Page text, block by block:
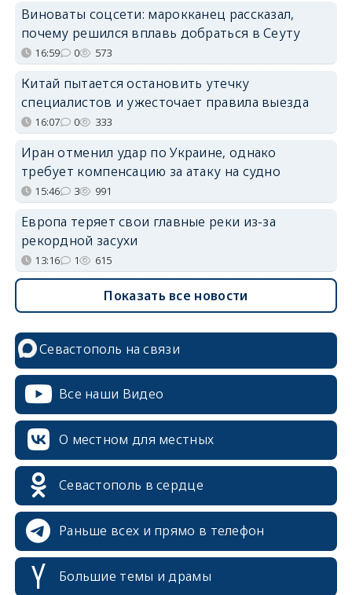
Виноваты соцсети: марокканец рассказал,
почему решился вплавь добраться в Сеуту
16:59 0 573
Китай пытается остановить утечку
специалистов и ужесточает правила выезда
16:07 0 333
Иран отменил удар по Украине, однако
требует компенсацию за атаку на судно
15:46 3 991
Европа теряет свои главные реки из-за
рекордной засухи
13:16 1 615
Показать все новости
Севастополь на связи
Все наши Видео
О местном для местных
Севастополь в сердце
Раньше всех и прямо в телефон
Большие темы и драмы